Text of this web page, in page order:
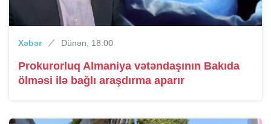
Xəbər Dünən, 18:00
Prokurorluq Almaniya vətəndaşının Bakıda
ölməsi ilə bağlı araşdırma aparır